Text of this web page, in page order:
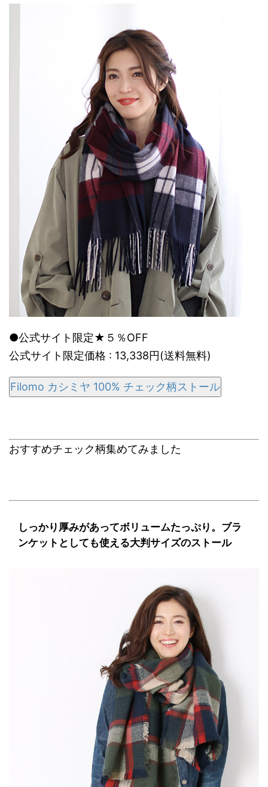
●公式サイト限定★５％OFF
公式サイト限定価格 : 13,338円(送料無料)
Filomo カシミヤ 100% チェック柄ストール
おすすめチェック柄集めてみました
しっかり厚みがあってボリュームたっぷり。ブラ
ンケットとしても使える大判サイズのストール